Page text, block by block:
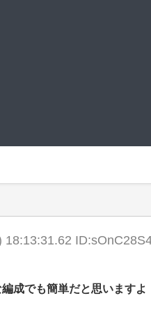
18:13:31.62
成でも簡単だと思いますよ